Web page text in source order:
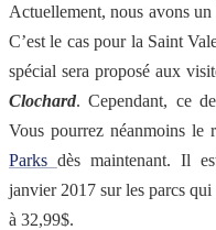
Actuellement, nous avons
C’est le cas pour la Saint
spécial sera proposé aux
Clochard. Cependant, ce
Vous pourrez néanmoins le
Parks dès maintenant. Il
janvier 2017 sur les parcs qui
à 32,99$.